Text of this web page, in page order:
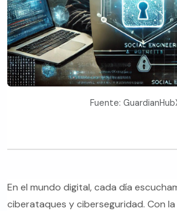
Fuente:
En el mundo digital, cada día
ciberataques y ciberseguridad. Con